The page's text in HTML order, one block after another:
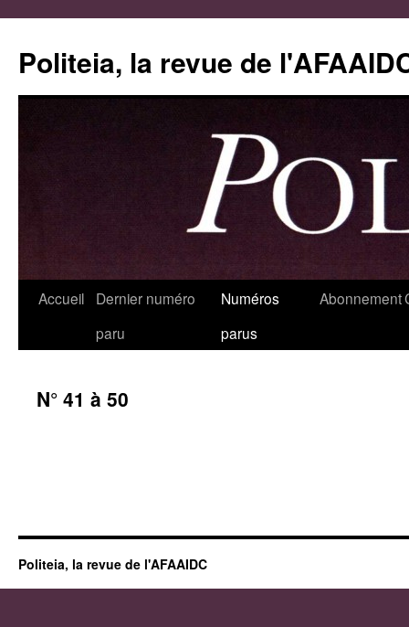
contenu
Politeia, la revue de
Accueil
Dernier numéro
paru
Numéros
parus
Abonnement
N° 41 à 50
Politeia, la revue de l'AFAAIDC